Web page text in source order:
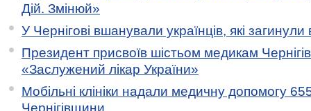
Дій. Змінюй»
У Чернігові вшанували українців, які загинули
Президент присвоїв шістьом медикам
«Заслужений лікар України»
Мобільні клініки надали медичну допомогу
Чернігівщини